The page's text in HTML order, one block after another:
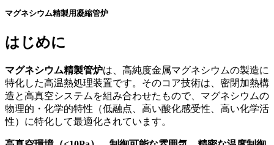
マグネシウム精製用凝縮管炉
はじめに
マグネシウム精製管炉は、高純度金属マグネシウムの製造に
特化した高温熱処理装置です。そのコア技術は、密閉加熱構
造と高真空システムを組み合わせたもので、マグネシウムの
物理的・化学的特性（低融点、高い酸化感受性、高い化学活
性）に特化して最適化されています。